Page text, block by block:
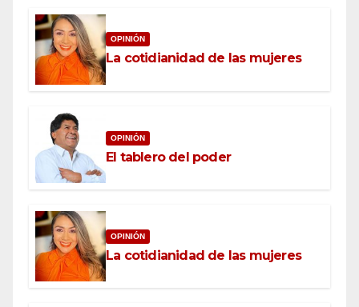
OPINIÓN
La cotidianidad de las mujeres
OPINIÓN
El tablero del poder
OPINIÓN
La cotidianidad de las mujeres